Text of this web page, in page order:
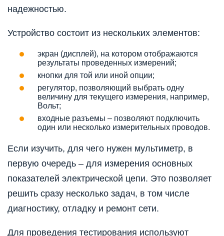
надежностью.
Устройство состоит из нескольких элементов:
экран (дисплей), на котором отображаются
результаты проведенных измерений;
кнопки для той или иной опции;
регулятор, позволяющий выбрать одну
величину для текущего измерения, например,
Вольт;
входные разъемы – позволяют подключить
один или несколько измерительных проводов.
Если изучить, для чего нужен мультиметр, в
первую очередь – для измерения основных
показателей электрической цепи. Это позволяет
решить сразу несколько задач, в том числе
диагностику, отладку и ремонт сети.
Для проведения тестирования используют